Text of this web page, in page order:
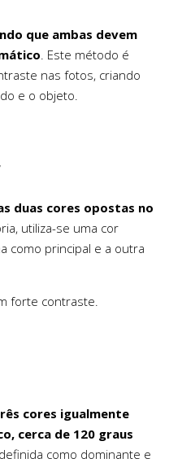
que ambas devem
. Este método é
nas fotos, criando
e o objeto.
duas cores opostas no
utiliza-se uma cor
como principal e a outra
forte contraste.
cores igualmente
cerca de 120 graus
como dominante e